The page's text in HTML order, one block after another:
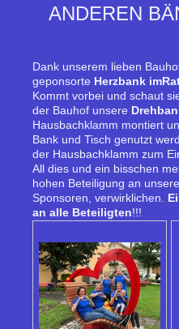
ANDEREN
Dank unserem lieben
geponsorte Herzbank
Kommt vorbei und schaut
der Bauhof unsere
Hausbachklamm montiert
Bank und Tisch genutzt
der Hausbachklamm zum
All dies und ein bisschen
hohen Beteiligung an
Sponsoren, verwirklichen.
an alle Beteiligten!!!